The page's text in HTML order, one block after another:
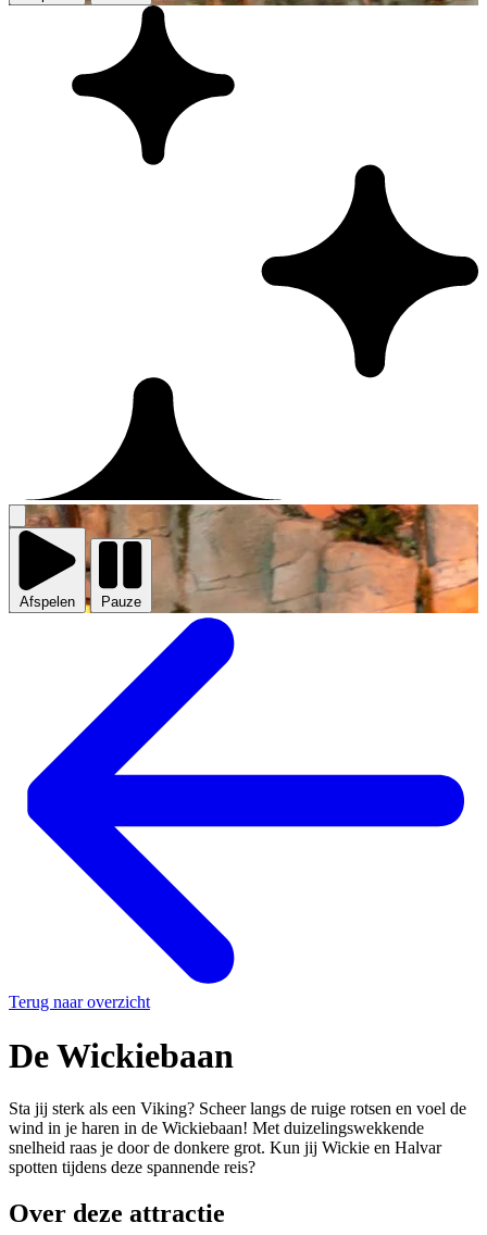
Video
afspelen
Afspelen Pauze
Terug naar overzicht
De Wickiebaan
Sta jij sterk als een Viking? Scheer langs de ruige rotsen en voel de
wind in je haren in de Wickiebaan! Met duizelingswekkende
snelheid raas je door de donkere grot. Kun jij Wickie en Halvar
spotten tijdens deze spannende reis?
Over deze attractie